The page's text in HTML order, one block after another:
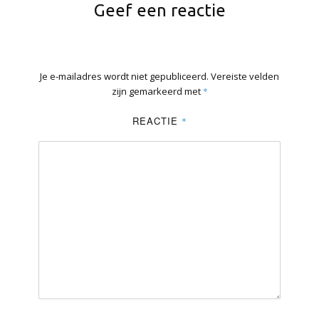
Geef een reactie
Je e-mailadres wordt niet gepubliceerd. Vereiste velden
zijn gemarkeerd met *
REACTIE *